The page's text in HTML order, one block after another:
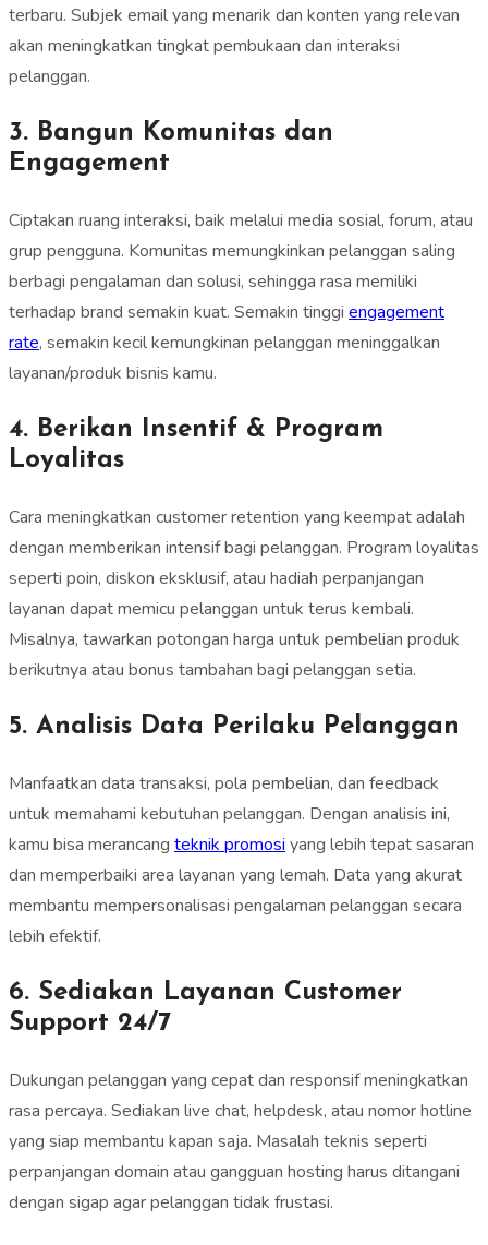
terbaru. Subjek email yang menarik dan konten yang relevan
akan meningkatkan tingkat pembukaan dan interaksi
pelanggan.
3. Bangun Komunitas dan
Engagement
Ciptakan ruang interaksi, baik melalui media sosial, forum, atau
grup pengguna. Komunitas memungkinkan pelanggan saling
berbagi pengalaman dan solusi, sehingga rasa memiliki
terhadap brand semakin kuat. Semakin tinggi engagement
rate, semakin kecil kemungkinan pelanggan meninggalkan
layanan/produk bisnis kamu.
4. Berikan Insentif & Program
Loyalitas
Cara meningkatkan customer retention yang keempat adalah
dengan memberikan intensif bagi pelanggan. Program loyalitas
seperti poin, diskon eksklusif, atau hadiah perpanjangan
layanan dapat memicu pelanggan untuk terus kembali.
Misalnya, tawarkan potongan harga untuk pembelian produk
berikutnya atau bonus tambahan bagi pelanggan setia.
5. Analisis Data Perilaku Pelanggan
Manfaatkan data transaksi, pola pembelian, dan feedback
untuk memahami kebutuhan pelanggan. Dengan analisis ini,
kamu bisa merancang teknik promosi yang lebih tepat sasaran
dan memperbaiki area layanan yang lemah. Data yang akurat
membantu mempersonalisasi pengalaman pelanggan secara
lebih efektif.
6. Sediakan Layanan Customer
Support 24/7
Dukungan pelanggan yang cepat dan responsif meningkatkan
rasa percaya. Sediakan live chat, helpdesk, atau nomor hotline
yang siap membantu kapan saja. Masalah teknis seperti
perpanjangan domain atau gangguan hosting harus ditangani
dengan sigap agar pelanggan tidak frustasi.